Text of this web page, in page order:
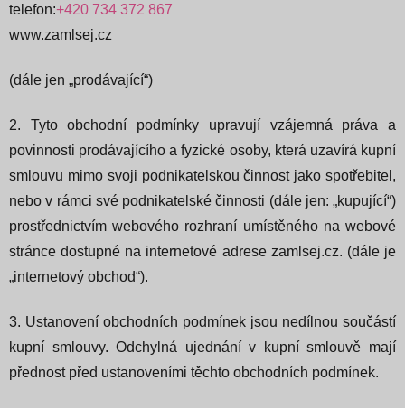
telefon:+420 734 372 867
www.zamlsej.cz
(dále jen „prodávající“)
2. Tyto obchodní podmínky upravují vzájemná práva a
povinnosti prodávajícího a fyzické osoby, která uzavírá kupní
smlouvu mimo svoji podnikatelskou činnost jako spotřebitel,
nebo v rámci své podnikatelské činnosti (dále jen: „kupující“)
prostřednictvím webového rozhraní umístěného na webové
stránce dostupné na internetové adrese zamlsej.cz. (dále je
„internetový obchod“).
3. Ustanovení obchodních podmínek jsou nedílnou součástí
kupní smlouvy. Odchylná ujednání v kupní smlouvě mají
přednost před ustanoveními těchto obchodních podmínek.